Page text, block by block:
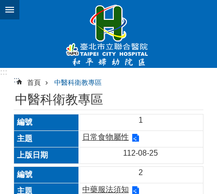
跳到主要內容區塊
:::
:::
首頁 中醫科衛教專區
中醫科衛教專區
1
日常食物屬性
112-08-25
2
中藥服法須知